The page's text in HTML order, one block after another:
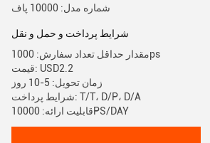
شماره مدل: 10000 پاف
شرایط پرداخت و حمل و نقل
مقدار حداقل تعداد سفارش: 1000ps
قیمت: USD2.2
زمان تحویل: 5-10 روز
شرایط پرداخت: T/T، D/P، D/A
قابلیت ارائه: 10000PS/DAY